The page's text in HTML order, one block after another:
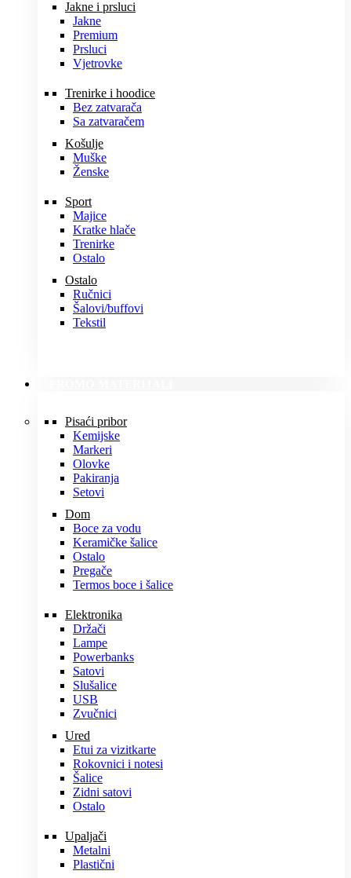
Jakne i prsluci
Jakne
Premium
Prsluci
Vjetrovke
Trenirke i hoodice
Bez zatvarača
Sa zatvaračem
Košulje
Muške
Ženske
Sport
Majice
Kratke hlače
Trenirke
Ostalo
Ostalo
Ručnici
Šalovi/buffovi
Tekstil
Pisaći pribor
Kemijske
Markeri
Olovke
Pakiranja
Setovi
Dom
Boce za vodu
Keramičke šalice
Ostalo
Pregače
Termos boce i šalice
Elektronika
Držači
Lampe
Powerbanks
Satovi
Slušalice
USB
Zvučnici
Ured
Etui za vizitkarte
Rokovnici i notesi
Šalice
Zidni satovi
Ostalo
Upaljači
Metalni
Plastični